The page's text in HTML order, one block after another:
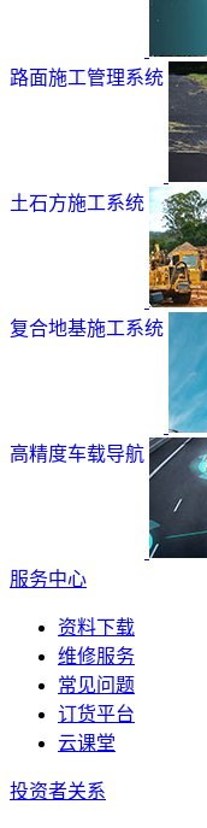
路面施工管理系统
土石方施工系统
复合地基施工系统
高精度车载导航
服务中心
资料下载
维修服务
常见问题
订货平台
云课堂
投资者关系